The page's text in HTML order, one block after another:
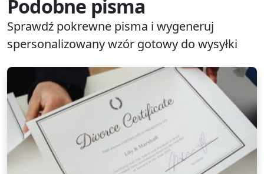
Podobne pisma
Sprawdź pokrewne pisma i wygeneruj
spersonalizowany wzór gotowy do wysyłki